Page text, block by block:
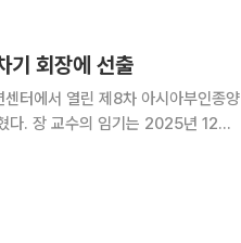
기 회장에 선출
터에서 열린 제8차 아시아부인종양
12월